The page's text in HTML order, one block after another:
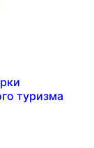
туризма